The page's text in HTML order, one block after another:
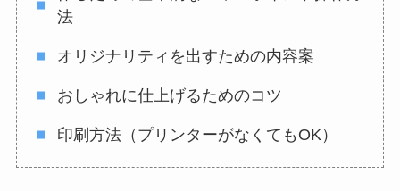
法
オリジナリティを出すための内容案
おしゃれに仕上げるためのコツ
印刷方法（プリンターがなくてもOK）